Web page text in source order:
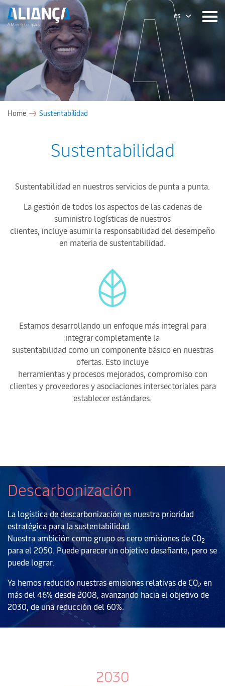
es
Home Sustentabilidad
Sustentabilidad
Sustentabilidad en nuestros servicios de punta a punta.
La gestión de todos los aspectos de las cadenas de
suministro logísticas de nuestros
clientes, incluye asumir la responsabilidad del desempeño
en materia de sustentabilidad.
Estamos desarrollando un enfoque más integral para
integrar completamente la
sustentabilidad como un componente básico en nuestras
ofertas. Esto incluye
herramientas y procesos mejorados, compromiso con
clientes y proveedores y asociaciones intersectoriales para
establecer estándares.
Descarbonización
La logística de descarbonización es nuestra prioridad
estratégica para la sustentabilidad.
Nuestra ambición como grupo es cero emisiones de CO2
para el 2050. Puede parecer un objetivo desafiante, pero se
puede lograr.
Ya hemos reducido nuestras emisiones relativas de CO2 en
más del 46% desde 2008, avanzando hacia el objetivo de
2030, de una reducción del 60%.
2030